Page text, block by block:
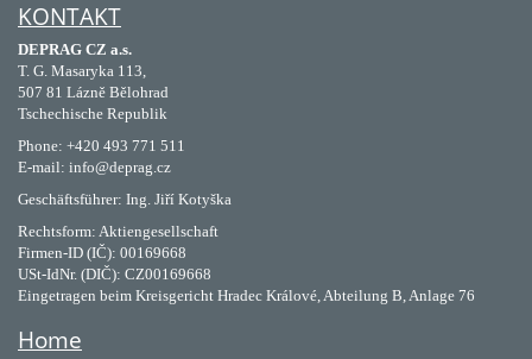
KONTAKT
DEPRAG CZ a.s.
T. G. Masaryka 113,
507 81 Lázně Bělohrad
Tschechische Republik
Phone: +420 493 771 511
E-mail: info@deprag.cz
Geschäftsführer: Ing. Jiří Kotyška
Rechtsform: Aktiengesellschaft
Firmen-ID (IČ): 00169668
USt-IdNr. (DIČ): CZ00169668
Eingetragen beim Kreisgericht Hradec Králové, Abteilung B, Anlage 76
Home